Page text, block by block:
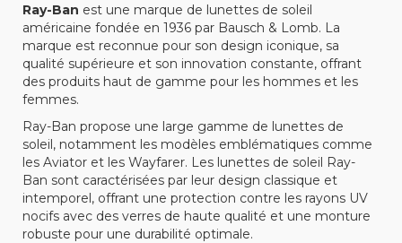
Ray-Ban est une marque de lunettes de soleil
américaine fondée en 1936 par Bausch & Lomb. La
marque est reconnue pour son design iconique, sa
qualité supérieure et son innovation constante, offrant
des produits haut de gamme pour les hommes et les
femmes.
Ray-Ban propose une large gamme de lunettes de
soleil, notamment les modèles emblématiques comme
les Aviator et les Wayfarer. Les lunettes de soleil Ray-
Ban sont caractérisées par leur design classique et
intemporel, offrant une protection contre les rayons UV
nocifs avec des verres de haute qualité et une monture
robuste pour une durabilité optimale.